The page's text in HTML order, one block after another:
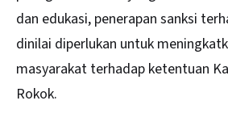
dan edukasi, penerapan sanksi
dinilai diperlukan untuk
masyarakat terhadap ketentuan
Rokok.